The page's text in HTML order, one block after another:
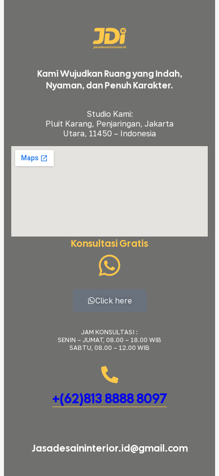
Kami Wujudkan Ruang yang Indah,
Nyaman, dan Penuh Karakter.
Studio Kami:
Pluit Karang, Penjaringan, Jakarta
Utara, 11450 – Indonesia
Konsultasi Gratis
Click here
JAM KONSULTASI :
SENIN – JUMAT, 08.00 – 18.00 WIB
SABTU, 08.00 – 12.00 WIB
+(62)813 8888 8097
Jasadesaininterior.id@gmail.com